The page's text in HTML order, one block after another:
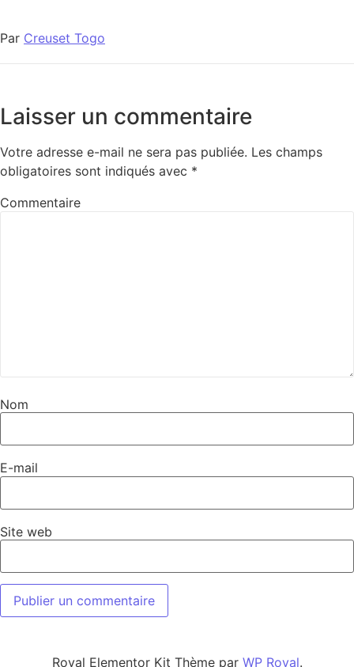
Par Creuset Togo
Laisser un commentaire
Votre adresse e-mail ne sera pas publiée. Les champs
obligatoires sont indiqués avec *
Commentaire
Nom
E-mail
Site web
Royal Elementor Kit Thème par WP Royal.